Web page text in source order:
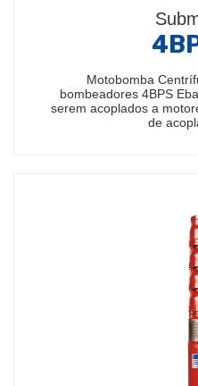
Motobomba
bombeadores 4BPS
serem acoplados a
de